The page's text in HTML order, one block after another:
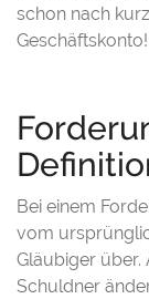
schon nach
Geschäftskonto!
Bei einem
vom
Gläubiger über.
Schuldner